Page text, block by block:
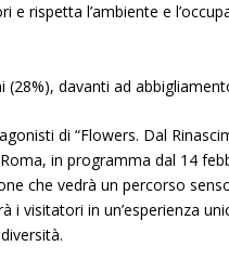
rispetta l’ambiente e
davanti ad
di “Flowers. Dal
in programma dal 14
che vedrà un percorso
i visitatori in un’esperienza